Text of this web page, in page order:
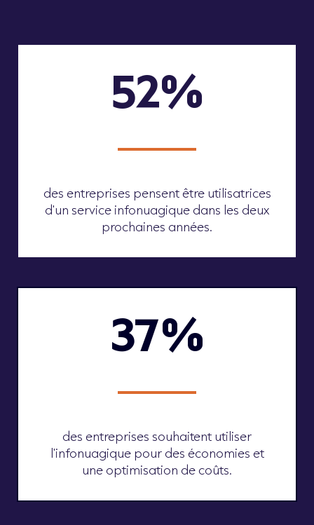
52%
des entreprises pensent être utilisatrices
d'un service infonuagique dans les deux
prochaines années.
37%
des entreprises souhaitent utiliser
l'infonuagique pour des économies et
une optimisation de coûts.